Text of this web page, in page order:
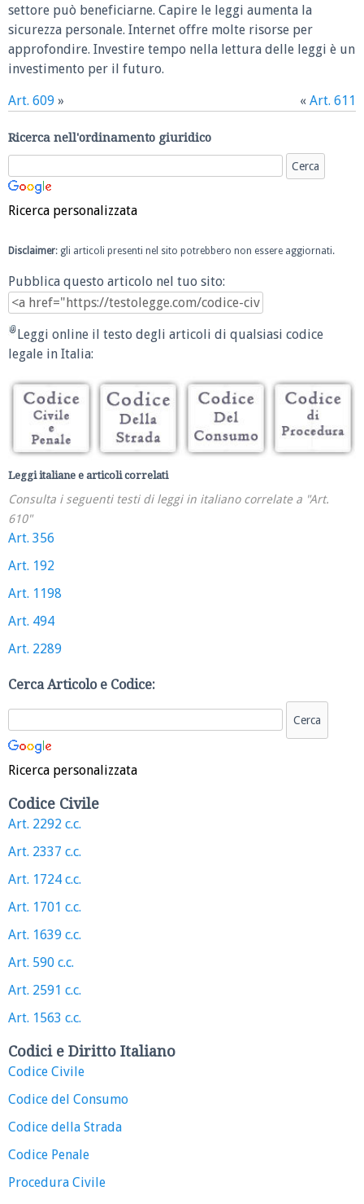
settore può beneficiarne. Capire le leggi aumenta la
sicurezza personale. Internet offre molte risorse per
approfondire. Investire tempo nella lettura delle leggi è un
investimento per il futuro.
Art. 609 » « Art. 611
Ricerca nell'ordinamento giuridico
Ricerca personalizzata
Disclaimer: gli articoli presenti nel sito potrebbero non essere aggiornati.
Pubblica questo articolo nel tuo sito:
Leggi online il testo degli articoli di qualsiasi codice
legale in Italia:
Leggi italiane e articoli correlati
Consulta i seguenti testi di leggi in italiano correlate a "Art.
610"
Art. 356
Art. 192
Art. 1198
Art. 494
Art. 2289
Cerca Articolo e Codice:
Ricerca personalizzata
Codice Civile
Art. 2292 c.c.
Art. 2337 c.c.
Art. 1724 c.c.
Art. 1701 c.c.
Art. 1639 c.c.
Art. 590 c.c.
Art. 2591 c.c.
Art. 1563 c.c.
Codici e Diritto Italiano
Codice Civile
Codice del Consumo
Codice della Strada
Codice Penale
Procedura Civile